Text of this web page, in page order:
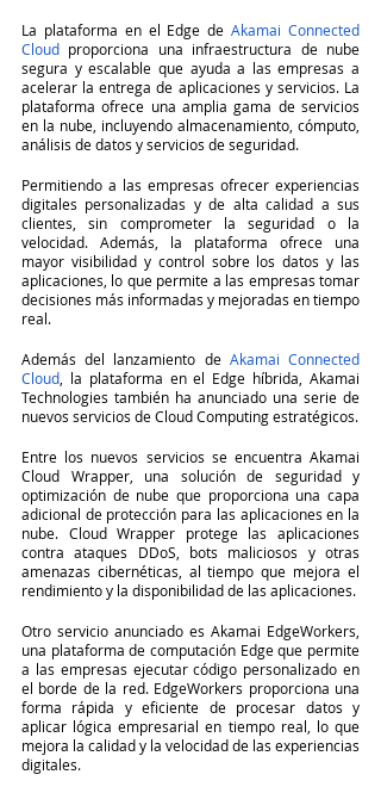
La plataforma en el Edge de Akamai Connected
Cloud proporciona una infraestructura de nube
segura y escalable que ayuda a las empresas a
acelerar la entrega de aplicaciones y servicios. La
plataforma ofrece una amplia gama de servicios
en la nube, incluyendo almacenamiento, cómputo,
análisis de datos y servicios de seguridad.
Permitiendo a las empresas ofrecer experiencias
digitales personalizadas y de alta calidad a sus
clientes, sin comprometer la seguridad o la
velocidad. Además, la plataforma ofrece una
mayor visibilidad y control sobre los datos y las
aplicaciones, lo que permite a las empresas tomar
decisiones más informadas y mejoradas en tiempo
real.
Además del lanzamiento de Akamai Connected
Cloud , la plataforma en el Edge híbrida, Akamai
Technologies también ha anunciado una serie de
nuevos servicios de Cloud Computing estratégicos.
Entre los nuevos servicios se encuentra Akamai
Cloud Wrapper, una solución de seguridad y
optimización de nube que proporciona una capa
adicional de protección para las aplicaciones en la
nube. Cloud Wrapper protege las aplicaciones
contra ataques DDoS, bots maliciosos y otras
amenazas cibernéticas, al tiempo que mejora el
rendimiento y la disponibilidad de las aplicaciones.
Otro servicio anunciado es Akamai EdgeWorkers,
una plataforma de computación Edge que permite
a las empresas ejecutar código personalizado en
el borde de la red. EdgeWorkers proporciona una
forma rápida y eficiente de procesar datos y
aplicar lógica empresarial en tiempo real, lo que
mejora la calidad y la velocidad de las experiencias
digitales.